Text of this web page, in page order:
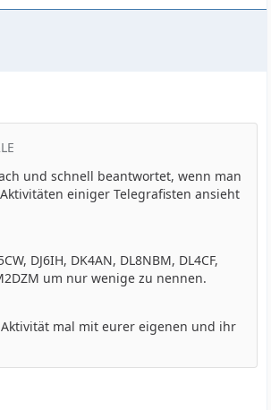
und schnell beantwortet, wenn man
einiger Telegrafisten ansieht
DJ6IH, DK4AN, DL8NBM, DL4CF,
um nur wenige zu nennen.
mal mit eurer eigenen und ihr